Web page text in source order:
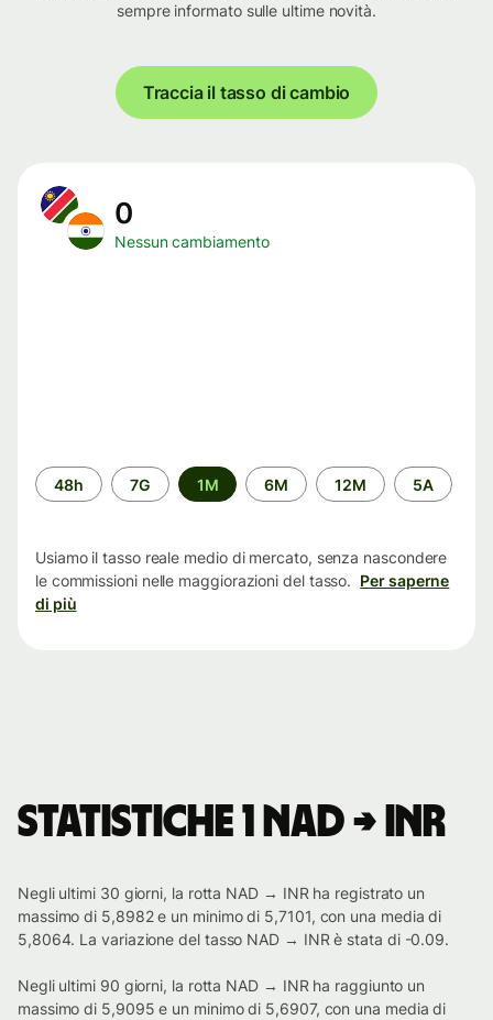
sempre informato sulle ultime novità.
Traccia il tasso di cambio
0
Nessun cambiamento
Periodo
di
48h 7G 1M 6M 12M 5A
Usiamo il tasso reale medio di mercato, senza nascondere
le commissioni nelle maggiorazioni del tasso. Per saperne
di più
Statistiche 1 NAD → INR
Negli ultimi 30 giorni, la rotta NAD → INR ha registrato un
massimo di 5,8982 e un minimo di 5,7101, con una media di
5,8064. La variazione del tasso NAD → INR è stata di -0.09.
Negli ultimi 90 giorni, la rotta NAD → INR ha raggiunto un
massimo di 5,9095 e un minimo di 5,6907, con una media di